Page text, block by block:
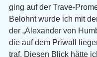
ging auf der Trave-
Belohnt wurde ich mit
der „Alexander von
die auf dem Priwall
traf. Diesen Blick hätte